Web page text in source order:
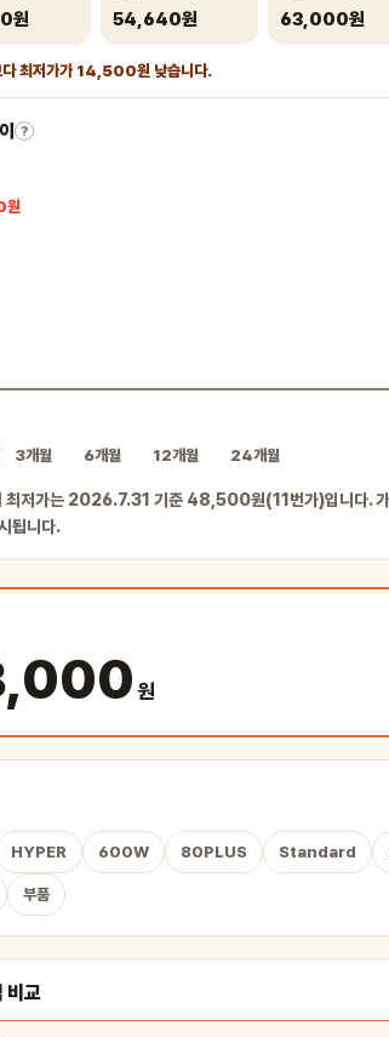
원 54,640원 63,000원
다 최저가가 14,500원 낮습니다.
?
3개월 6개월 12개월 24개월
최저가는 2026.7.31 기준 48,500원(11번가)입니다. 가
됩니다.
원
HYPER 600W 80PLUS Standard
부품
비교